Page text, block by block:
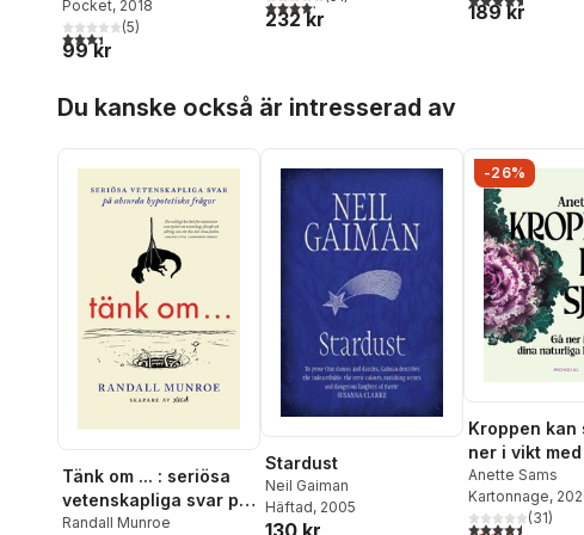
Pocket, 2018
3,4utav 5 stjärnor. Totalt antal röster:
(5)
99 kr
4,2utav 5 stjärnor. Totalt antal röster:
232 kr 189 kr
Du kanske också är intresserad av
Tänk om ... : seriösa
vetenskapliga svar på
absurda hypotetiska
Randall Munroe
Stardust
Neil Gaiman
Häftad, 2005
130 kr
-26%
Kroppen kan
ner i vikt
naturliga
Anette Sams
Kartonnage,
4,5utav 5(31)